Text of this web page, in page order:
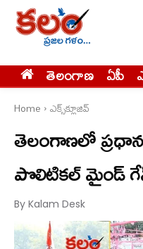
తెలంగాణ ఏపీ
Home ఎక్స్‌క్లూజివ్‌
తెలంగాణలో ప్రధాన,
పొలిటికల్ మైండ్
By Kalam Desk